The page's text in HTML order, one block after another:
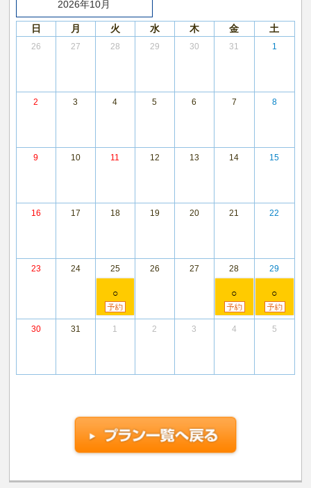
2026年10月
日 月 火 水 木 金 土
26 27 28 29 30 31 1
2 3 4 5 6 7 8
9 10 11 12 13 14 15
16 17 18 19 20 21 22
23 24 25
○
26 27 28
○
29
○
30 31 1 2 3 4 5